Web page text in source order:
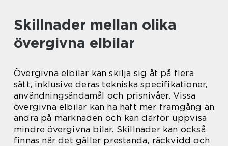
Skillnader mellan olika
övergivna elbilar
Övergivna elbilar kan skilja sig åt på flera
sätt, inklusive deras tekniska specifikationer,
användningsändamål och prisnivåer. Vissa
övergivna elbilar kan ha haft mer framgång än
andra på marknaden och kan därför uppvisa
mindre övergivna bilar. Skillnader kan också
finnas när det gäller prestanda, räckvidd och